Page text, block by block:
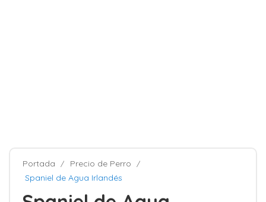
Portada
Precio de Perro
Spaniel de Agua Irlandés